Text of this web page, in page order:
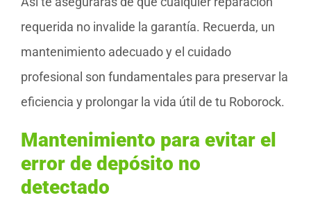
requerida no invalide la garantía. Recuerda, un
mantenimiento adecuado y el cuidado
profesional son fundamentales para preservar la
eficiencia y prolongar la vida útil de tu Roborock.
Mantenimiento para evitar el
error de depósito no
detectado